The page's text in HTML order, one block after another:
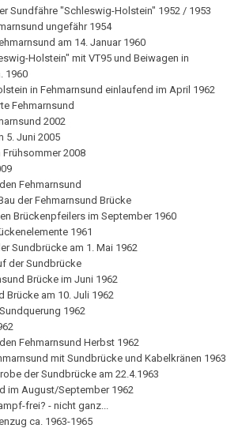
Sundfähre "Schleswig-Holstein" 1952 / 1953
ungefähr 1954
am 14. Januar 1960
Holstein" mit VT95 und Beiwagen in
1960
in Fehmarnsund einlaufend im April 1962
Fehmarnsund
2002
5. Juni 2005
2008
Fehmarnsund
der Fehmarnsund Brücke
Brückenpfeilers im September 1960
1961
Sundbrücke am 1. Mai 1962
der Sundbrücke
Brücke im Juni 1962
Brücke am 10. Juli 1962
1962
Fehmarnsund Herbst 1962
mit Sundbrücke und Kabelkränen 1963
der Sundbrücke am 22.4.1963
im August/September 1962
frei? - nicht ganz...
ca. 1963-1965